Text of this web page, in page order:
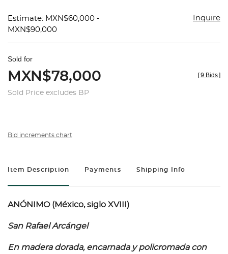
Estimate: MXN$60,000 -
MXN$90,000
Inquire
Sold for
MXN$78,000
Sold Price excludes BP
[9 Bids]
Bid increments chart
Item Description Payments Shipping Info
ANÓNIMO (México, siglo XVIII)
San Rafael Arcángel
En madera dorada, encarnada y policromada con